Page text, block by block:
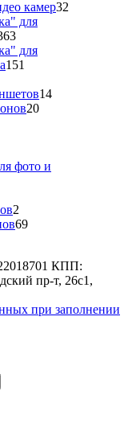
товаров
камер32
для
363
товара
для
151
1414
2020
фото и
2
товара
6969
КПП:
пр-т, 26с1,
при заполнении